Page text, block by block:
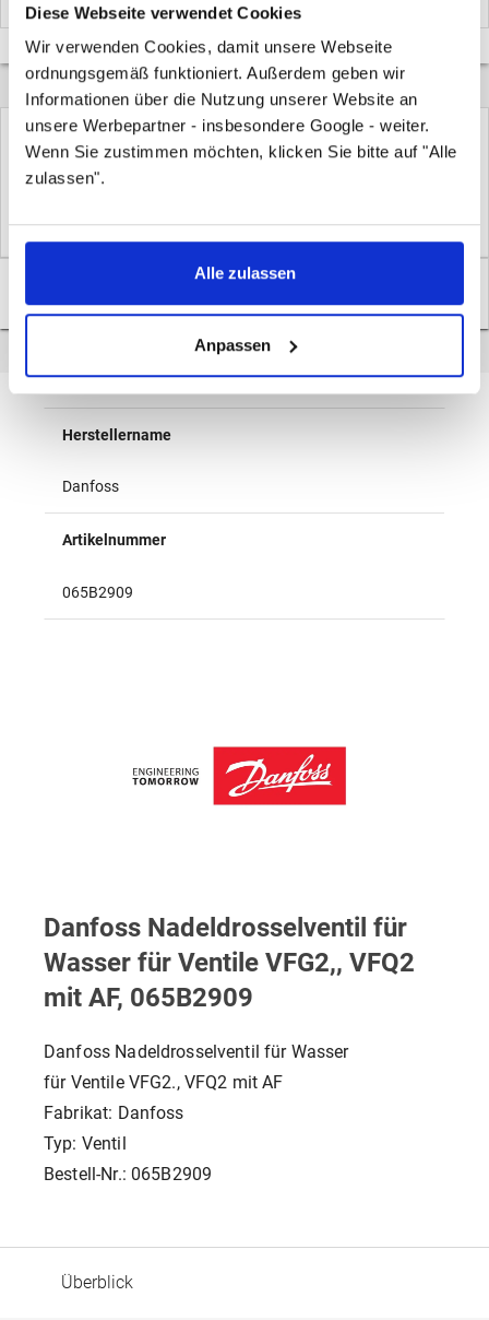
Diese Webseite verwendet Cookies
Wir verwenden Cookies, damit unsere Webseite
ordnungsgemäß funktioniert. Außerdem geben wir
Informationen über die Nutzung unserer Website an
unsere Werbepartner - insbesondere Google - weiter.
Wenn Sie zustimmen möchten, klicken Sie bitte auf "Alle
zulassen".
Alle zulassen
Anpassen
Hersteller:Danfoss
Artikel-Nr.: 065B2909
EAN: 5702421817322
Überblick
Herstellername
Danfoss
Artikelnummer
065B2909
Danfoss Nadeldrosselventil für
Wasser für Ventile VFG2,, VFQ2
mit AF, 065B2909
Danfoss Nadeldrosselventil für Wasser
für Ventile VFG2., VFQ2 mit AF
Fabrikat: Danfoss
Typ: Ventil
Bestell-Nr.: 065B2909
Überblick